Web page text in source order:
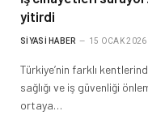
yitirdi
SIYASI HABER 15 OCAK 2026
Türkiye’nin farklı
sağlığı ve iş güvenliği
ortaya…